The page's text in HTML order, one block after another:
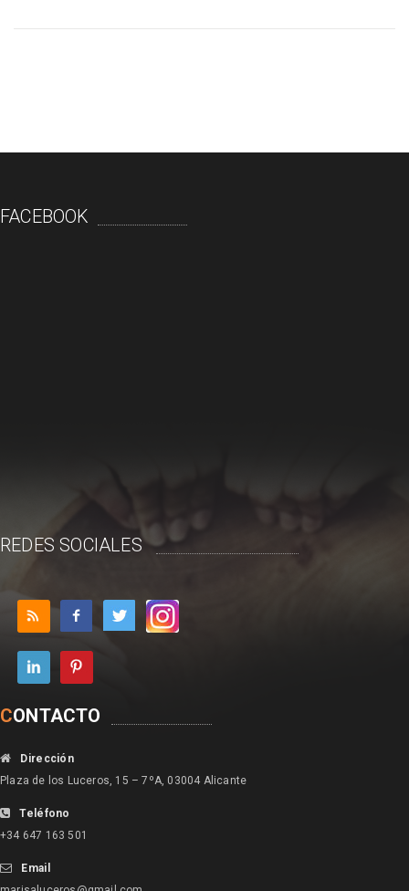
FACEBOOK
REDES SOCIALES
CONTACTO
Dirección
Plaza de los Luceros, 15 – 7ºA, 03004 Alicante
Teléfono
+34 647 163 501
Email